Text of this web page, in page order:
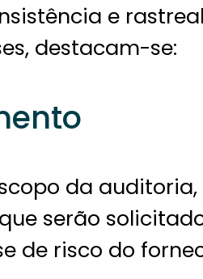
e
destacam-se:
da
serão
de risco do